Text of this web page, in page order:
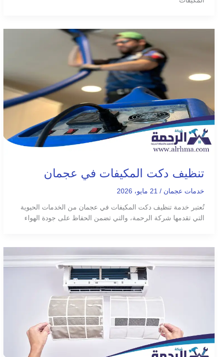
تنظيف دكت المكيفات في عجمان
خدمات عجمان/21 مايو، 2026
تُعتبر خدمة تنظيف دكت المكيفات في عجمان من الخدمات الحيوية
التي تقدمها شركة الرحمة، والتي تضمن الحفاظ على جودة الهواء